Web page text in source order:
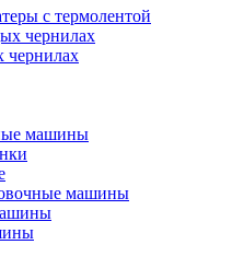
с термолентой
чернилах
чернилах
машины
машины